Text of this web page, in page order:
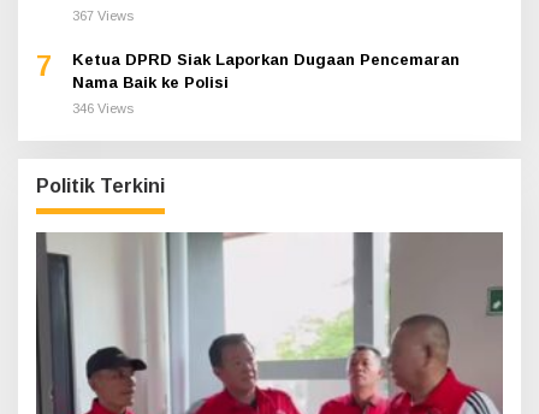
367 Views
7
Ketua DPRD Siak Laporkan Dugaan Pencemaran
Nama Baik ke Polisi
346 Views
Politik Terkini